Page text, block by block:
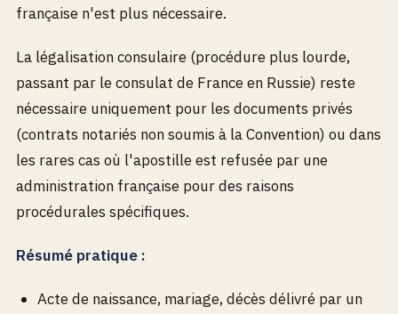
française n'est plus nécessaire.
La légalisation consulaire (procédure plus lourde,
passant par le consulat de France en Russie) reste
nécessaire uniquement pour les documents privés
(contrats notariés non soumis à la Convention) ou dans
les rares cas où l'apostille est refusée par une
administration française pour des raisons
procédurales spécifiques.
Résumé pratique :
Acte de naissance, mariage, décès délivré par un